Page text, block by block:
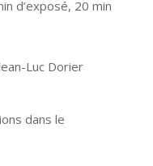
d’exposé, 20 min
Luc Dorier
dans le